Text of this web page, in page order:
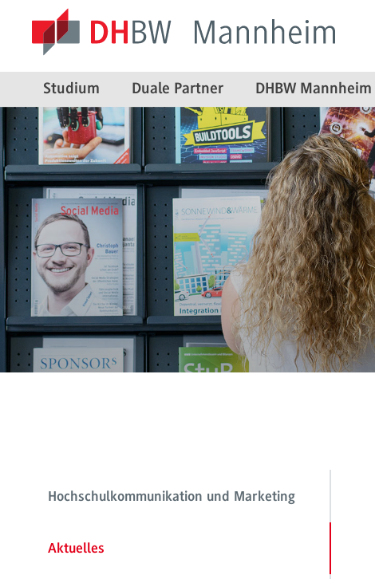
Studium Duale Partner DHBW Mannheim
Hochschulkommunikation und Marketing
Aktuelles